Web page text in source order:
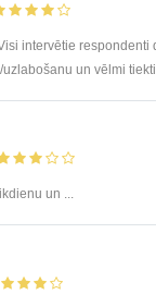
intervētie
un vēlmi
un ...